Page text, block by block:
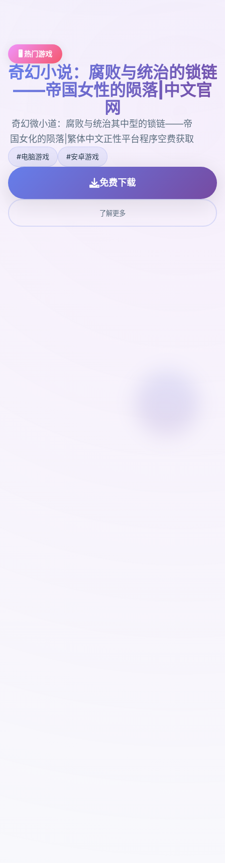
🖥️ 热门游戏
奇幻小说：腐败与统治的锁链
——帝国女性的陨落|中文官
网
奇幻微小道：腐败与统治其中型的锁链——帝
国女化的陨落|繁体中文正性平台程序空费获取
#电脑游戏 #安卓游戏
免费下载
了解更多